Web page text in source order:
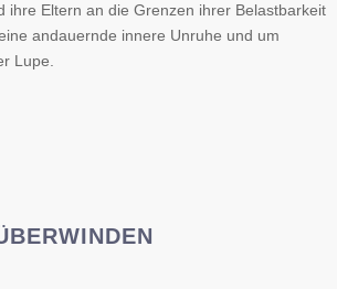
ihre Eltern an die Grenzen ihrer Belastbarkeit
andauernde innere Unruhe und um
Lupe.